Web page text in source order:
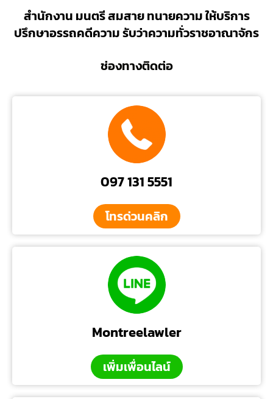
สำนักงาน มนตรี สมสาย ทนายความ ให้บริการ
ปรึกษาอรรถคดีความ รับว่าความทั่วราชอาณาจักร
ช่องทางติดต่อ
097 131 5551
โทรด่วนคลิก
Montreelawler
เพิ่มเพื่อนไลน์